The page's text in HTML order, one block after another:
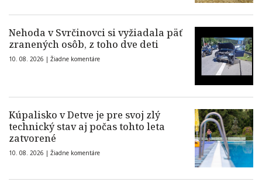
Nehoda v Svrčinovci si vyžiadala päť
zranených osôb, z toho dve deti
10. 08. 2026 | Žiadne komentáre
Kúpalisko v Detve je pre svoj zlý
technický stav aj počas tohto leta
zatvorené
10. 08. 2026 | Žiadne komentáre